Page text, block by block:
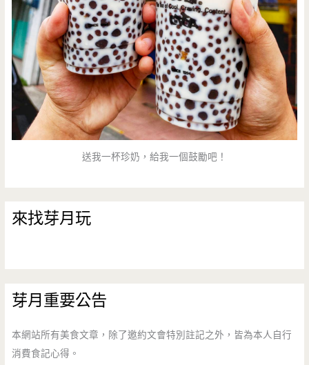
送我一杯珍奶，給我一個鼓勵吧！
來找芽月玩
芽月重要公告
本網站所有美食文章，除了邀約文會特別註記之外，皆為本人自行
消費食記心得。